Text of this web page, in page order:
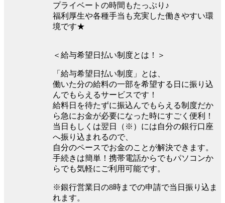
プライベートの時間もたっぷり♪
福利厚生や各種手当も充実した働きやすい環
境です★
＜給与希望日払い制度とは！＞
「給与希望日払い制度」とは、
働いた分の給料の一部を希望する日に振り込
んでもらえるサービスです！
給料日を待たずに振込んでもらえる制度だか
ら急にお金が必要になった時にすごく便利！
当日もしくは翌日（※）には自分の銀行口座
へ振り込まれるので、
自分のペースでお金のことが解決できます。
手続きは簡単！携帯電話からでもパソコンか
らでも気軽にご利用可能です。
※銀行営業日の8時までの申請で当日振り込ま
れます。